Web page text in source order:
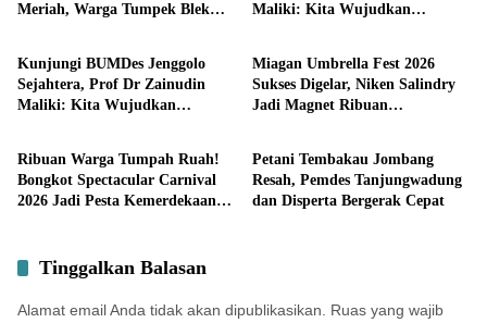
Meriah, Warga Tumpek Blek
Maliki: Kita Wujudkan
Bisnis
Kunjungi BUMDes Jenggolo
Sejahtera, Prof Dr Zainudin
Maliki: Kita Wujudkan
Pemerintahan
Miagan Umbrella Fest 2026
Sukses Digelar, Niken Salindry
Jadi Magnet Ribuan
Pemerintahan
Ribuan Warga Tumpah Ruah!
Bongkot Spectacular Carnival
2026 Jadi Pesta Kemerdekaan
Pemerintahan
Petani Tembakau Jombang
Resah, Pemdes Tanjungwadung
dan Disperta Bergerak Cepat
Tinggalkan Balasan
Alamat email Anda tidak akan dipublikasikan.
Ruas yang wajib